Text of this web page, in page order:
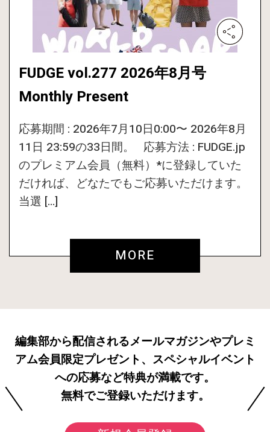
FUDGE vol.277 2026年8月号
Monthly Present
応募期間 : 2026年7月10日0:00〜 2026年8月
11日 23:59の33日間。 応募方法 : FUDGE.jp
のプレミアム会員（無料）*に登録していた
だければ、どなたでもご応募いただけます。
当選 […]
MORE
編集部から配信されるメールマガジンやプレミ
アム会員限定プレゼント、スペシャルイベント
への応募など特典が満載です。
無料でご登録いただけます。